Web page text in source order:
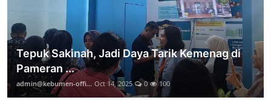
Tepuk Sakinah, Jadi Daya Tarik Kemenag di
Pameran ...
admin@kebumen-offi... Oct 14, 2025 0 100